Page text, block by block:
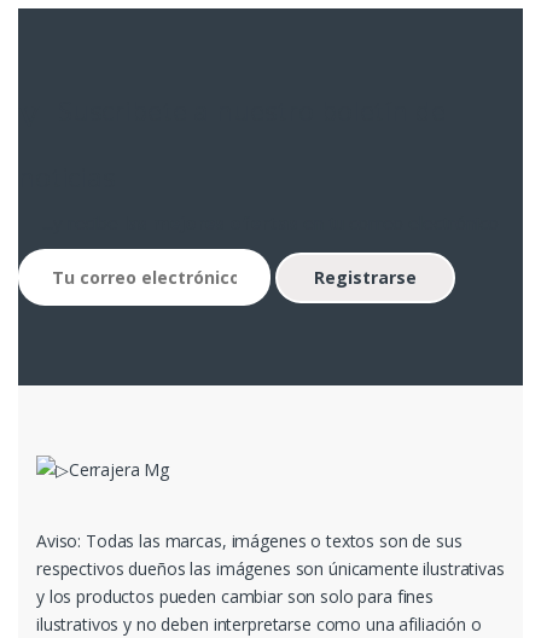
Aviso: Todas las marcas, imágenes o textos son de sus
respectivos dueños las imágenes son únicamente ilustrativas
y los productos pueden cambiar son solo para fines
ilustrativos y no deben interpretarse como una afiliación o